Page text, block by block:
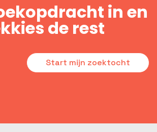
in en
de rest
Start mijn zoektocht